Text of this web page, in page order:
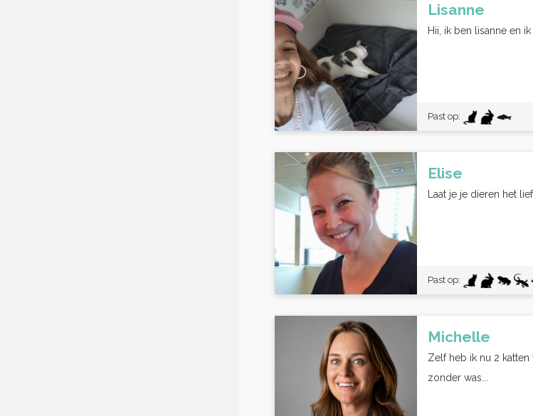
Lisanne
Hii, ik ben lisanne en
Past op:
Elise
Laat je je dieren het
Past op:
Michelle
Zelf heb ik nu 2
zonder was...